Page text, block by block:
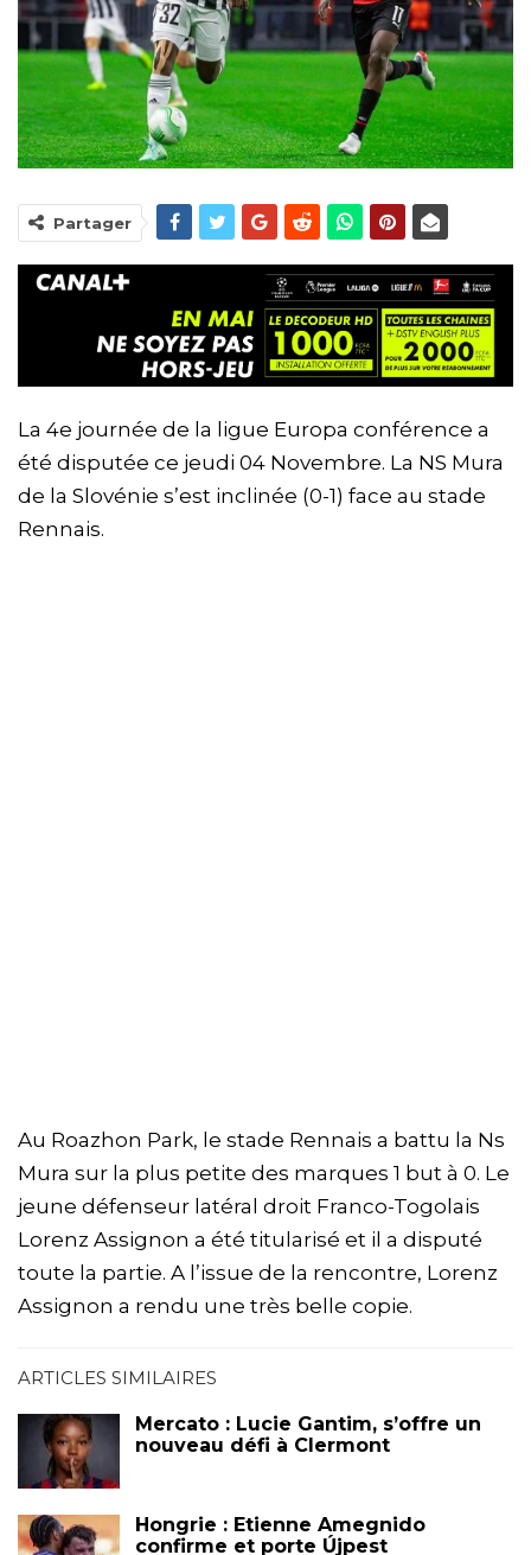
Partager
La 4e journée de la ligue Europa conférence a
été disputée ce jeudi 04 Novembre. La NS Mura
de la Slovénie s’est inclinée (0-1) face au stade
Rennais.
Au Roazhon Park, le stade Rennais a battu la Ns
Mura sur la plus petite des marques 1 but à 0. Le
jeune défenseur latéral droit Franco-Togolais
Lorenz Assignon a été titularisé et il a disputé
toute la partie. A l’issue de la rencontre, Lorenz
Assignon a rendu une très belle copie.
ARTICLES SIMILAIRES
Mercato : Lucie Gantim, s’offre un
nouveau défi à Clermont
Hongrie : Etienne Amegnido
confirme et porte Újpest